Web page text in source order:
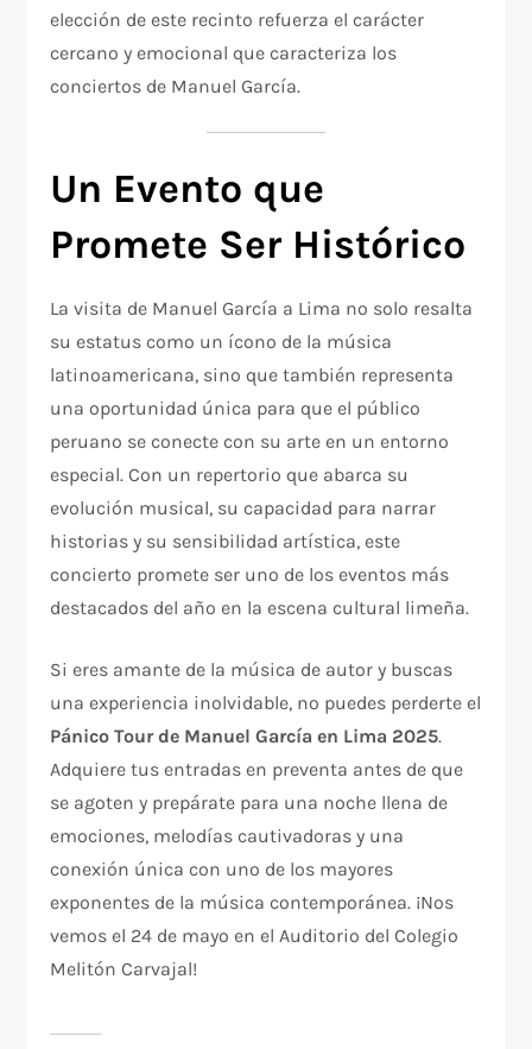
elección de este recinto refuerza el carácter
cercano y emocional que caracteriza los
conciertos de Manuel García.
Un Evento que
Promete Ser Histórico
La visita de Manuel García a Lima no solo resalta
su estatus como un ícono de la música
latinoamericana, sino que también representa
una oportunidad única para que el público
peruano se conecte con su arte en un entorno
especial. Con un repertorio que abarca su
evolución musical, su capacidad para narrar
historias y su sensibilidad artística, este
concierto promete ser uno de los eventos más
destacados del año en la escena cultural limeña.
Si eres amante de la música de autor y buscas
una experiencia inolvidable, no puedes perderte el
Pánico Tour de Manuel García en Lima 2025.
Adquiere tus entradas en preventa antes de que
se agoten y prepárate para una noche llena de
emociones, melodías cautivadoras y una
conexión única con uno de los mayores
exponentes de la música contemporánea. ¡Nos
vemos el 24 de mayo en el Auditorio del Colegio
Melitón Carvajal!